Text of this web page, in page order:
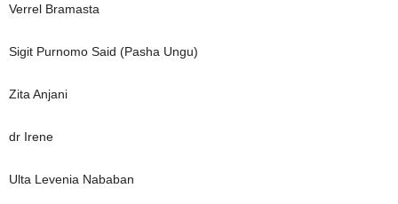
Verrel Bramasta
Sigit Purnomo Said (Pasha Ungu)
Zita Anjani
dr Irene
Ulta Levenia Nababan